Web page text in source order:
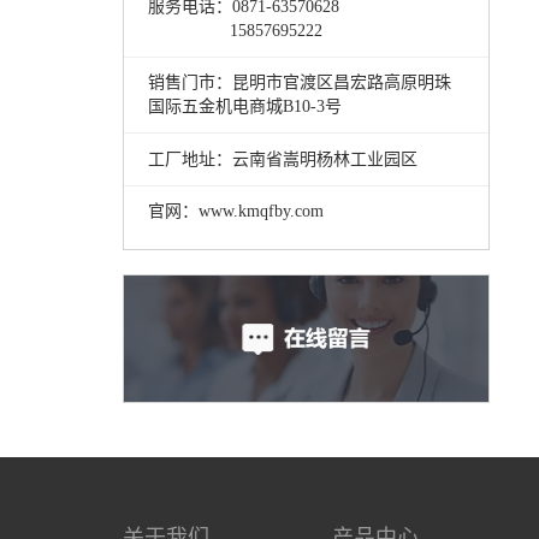
服务电话：0871-63570628
15857695222
销售门市：昆明市官渡区昌宏路高原明珠
国际五金机电商城B10-3号
工厂地址：云南省嵩明杨林工业园区
官网：www.kmqfby.com